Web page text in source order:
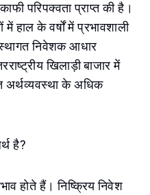
परिपक्वता प्राप्त की है।
हाल के वर्षों में प्रभावशाली
निवेशक आधार
खिलाड़ी बाजार में
के अधिक
है?
होते हैं। निष्क्रिय निवेश